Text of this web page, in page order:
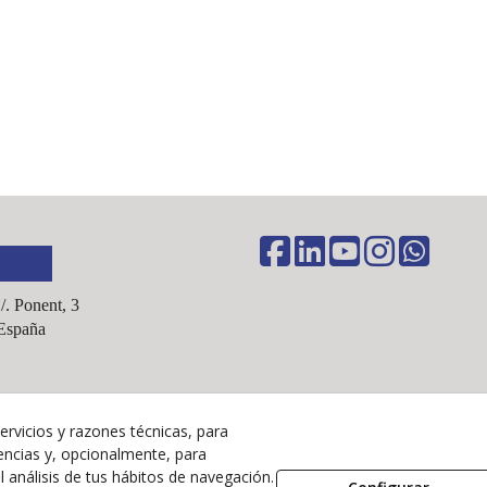
Ponent, 3
Política Cookies
y razones técnicas, para
y, opcionalmente, para
de tus hábitos de navegación.